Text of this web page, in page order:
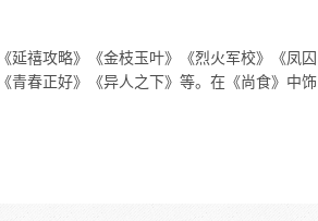
延禧攻略》《金枝玉叶》《烈火军校》《凤囚
青春正好》《异人之下》等。在《尚食》中饰